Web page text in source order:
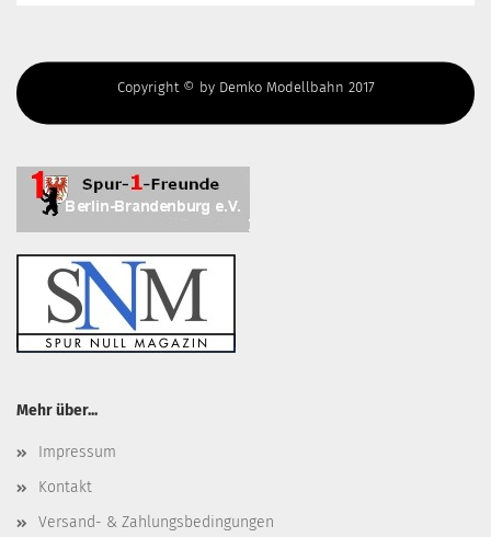
Copyright © by Demko Modellbahn 2017
Mehr über...
Impressum
Kontakt
Versand- & Zahlungsbedingungen